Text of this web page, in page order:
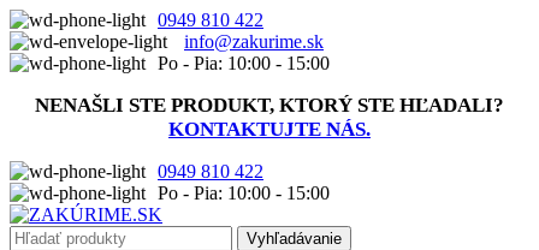
0949 810 422
info@zakurime.sk
Po - Pia: 10:00 - 15:00
NENAŠLI STE PRODUKT, KTORÝ STE HĽADALI?
KONTAKTUJTE NÁS.
0949 810 422
Po - Pia: 10:00 - 15:00
Vyhľadávanie